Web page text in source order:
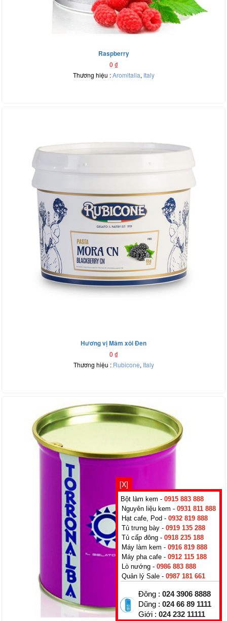
Raspberry
0 ₫
Thương hiệu :Aromitalia, Italy
Hương vị Mâm xôi Đen
0 ₫
Thương hiệu : Rubicone, Italy
[X]
Bột làm kem - 0915 883 888
Nguyên liệu kem - 0931 811 888
Hạt cafe, Pod - 0932 819 888
Tủ trưng bày - 0919 135 288
Tủ cấp đông - 0918 235 188
Máy làm kem - 0916 819 888
Máy pha cafe - 0912 115 188
Lò nướng - 0986 883 888
Quản lý Sale - 0987 181 661
Đông : 024 3906 8888
Dũng : 024 66 89 1111
Giới : 024 232 11111